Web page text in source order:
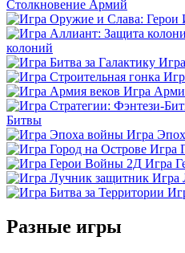
Столкновение Армий
колоний
Игра
Битвы
Игра
Игра
Игра
Игра
Разные игры